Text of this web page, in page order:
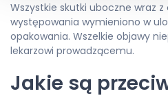
Wszystkie skutki uboczne wraz
występowania wymieniono w
opakowania. Wszelkie objawy
lekarzowi prowadzącemu.
Jakie są